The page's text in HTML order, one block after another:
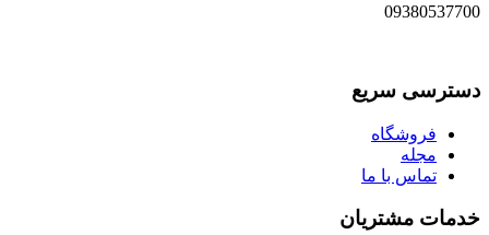
09380537700
دسترسی سریع
فروشگاه
مجله
تماس با ما
خدمات مشتریان